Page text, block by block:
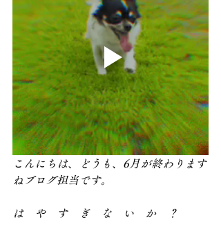
こんにちは、どうも、6月が終わります
ねブログ担当です。
は　や　す　ぎ　な　い　か　？